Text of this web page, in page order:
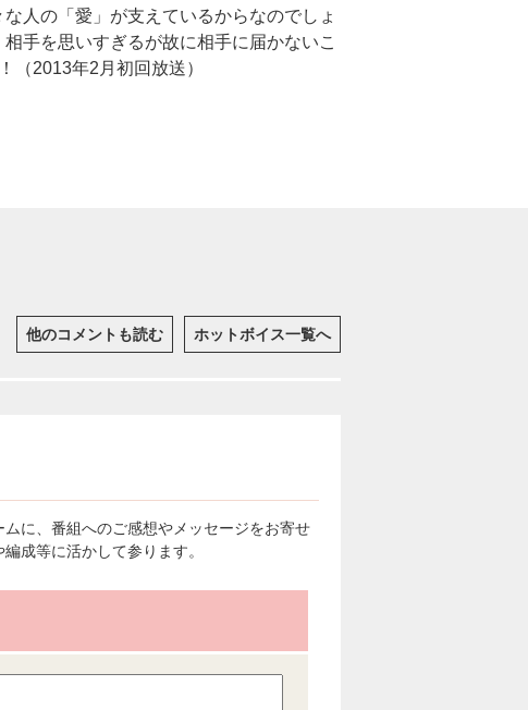
な人の「愛」が支えているからなのでしょ
相手を思いすぎるが故に相手に届かないこ
2013年2月初回放送）
他のコメントも読む ホットボイス一覧へ
に、番組へのご感想やメッセージをお寄せ
成等に活かして参ります。